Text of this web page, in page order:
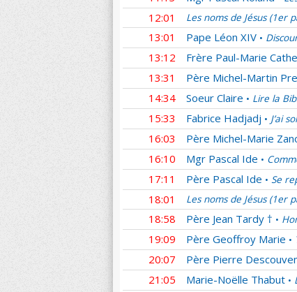
12:01 Les noms de Jésus (1er
13:01 Pape Léon XIV •
13:12 Frère Paul-Marie
13:31 Père Michel-Martin
14:34 Soeur Claire • Lire la
15:33 Fabrice Hadjadj • J’ai
16:03 Père Michel-Marie
16:10 Mgr Pascal Ide •
17:11 Père Pascal Ide • Se
18:01 Les noms de Jésus (1er
18:58 Père Jean Tardy † •
19:09 Père Geoffroy Marie •
20:07 Père Pierre
21:05 Marie-Noëlle Thabut •